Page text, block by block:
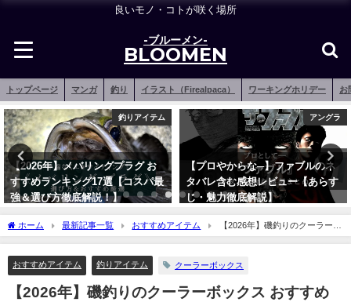
良いモノ・コトが咲く場所
-ブルーメン-
BLOOMEN
トップページ マンガ 釣り イラスト（Firealpaca） ワーキングホリデー お
釣りアイテム
プラグ お
コスパ最
アングラ
【プロやからな─】ファブルのネ
タバレ含む感想レビュー【あらす
じ・魅力徹底解説】
【2026年】メバリン
おすすめランキング
の基本！】
ホーム 最新記事一覧 おすすめアイテム
【2026年】磯釣りのクーラーボ
ックス おすすめ10選＆選び方まとめ【コスパ最強!】
おすすめアイテム 釣りアイテム クーラーボックス
【2026年】磯釣りのクーラーボックス おすすめ